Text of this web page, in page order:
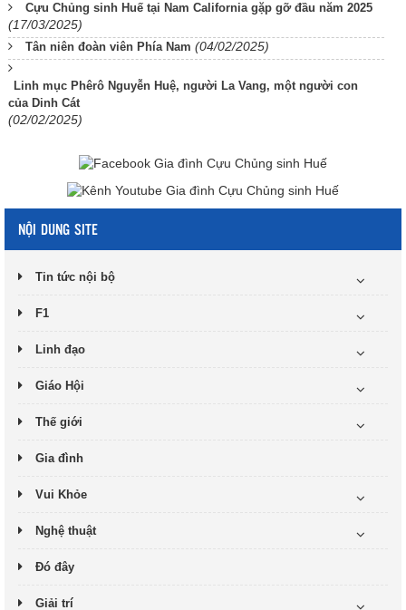
Cựu Chủng sinh Huế tại Nam California gặp gỡ đầu năm 2025
(17/03/2025)
Tân niên đoàn viên Phía Nam (04/02/2025)
Linh mục Phêrô Nguyễn Huệ, người La Vang, một người con
của Dinh Cát
(02/02/2025)
NỘI DUNG SITE
Tin tức nội bộ
F1
Linh đạo
Giáo Hội
Thế giới
Gia đình
Vui Khỏe
Nghệ thuật
Đó đây
Giải trí